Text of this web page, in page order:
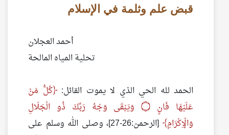
قبض علم وثلمة في الإسلام
أحمد العجلان
تحلية المياه المالحة
الحمد لله الحي الذي لا يموت القائل: كُلُّ مَنْ
عَلَيْهَا فَانٍ ۝ وَيَبْقَى وَجْهُ رَبِّكَ ذُو الْجَلَالِ
وَالْإِكْرَامِ
[الرحمن:26-27]، وصلى الله وسلم على